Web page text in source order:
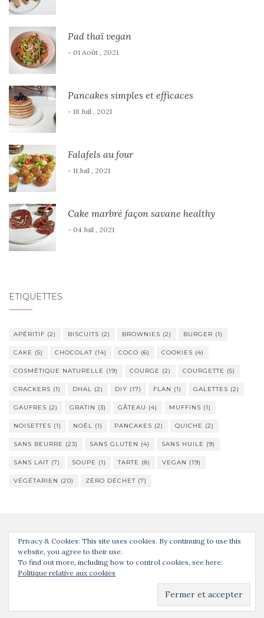
Pad thaï vegan
- 01 Août , 2021
Pancakes simples et efficaces
- 18 Juil , 2021
Falafels au four
- 11 Juil , 2021
Cake marbré façon savane healthy
- 04 Juil , 2021
ÉTIQUETTES
APÉRITIF (2) BISCUITS (2) BROWNIES (2) BURGER (1)
CAKE (5) CHOCOLAT (14) COCO (6) COOKIES (4)
COSMÉTIQUE NATURELLE (19) COURGE (2) COURGETTE (5)
CRACKERS (1) DHAL (2) DIY (17) FLAN (1) GALETTES (2)
GAUFRES (2) GRATIN (3) GÂTEAU (4) MUFFINS (1)
NOISETTES (1) NOËL (1) PANCAKES (2) QUICHE (2)
SANS BEURRE (23) SANS GLUTEN (4) SANS HUILE (9)
SANS LAIT (7) SOUPE (1) TARTE (8) VEGAN (19)
VÉGÉTARIEN (20) ZÉRO DÉCHET (7)
. Propulsé parWordPress
Privacy & Cookies: This site uses cookies. By continuing to use this
website, you agree to their use.
To find out more, including how to control cookies, see here:
Politique relative aux cookies